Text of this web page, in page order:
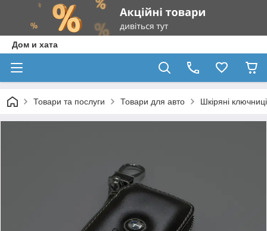
Дом и хата
Товари та послуги Товари для авто Шкіряні ключниці